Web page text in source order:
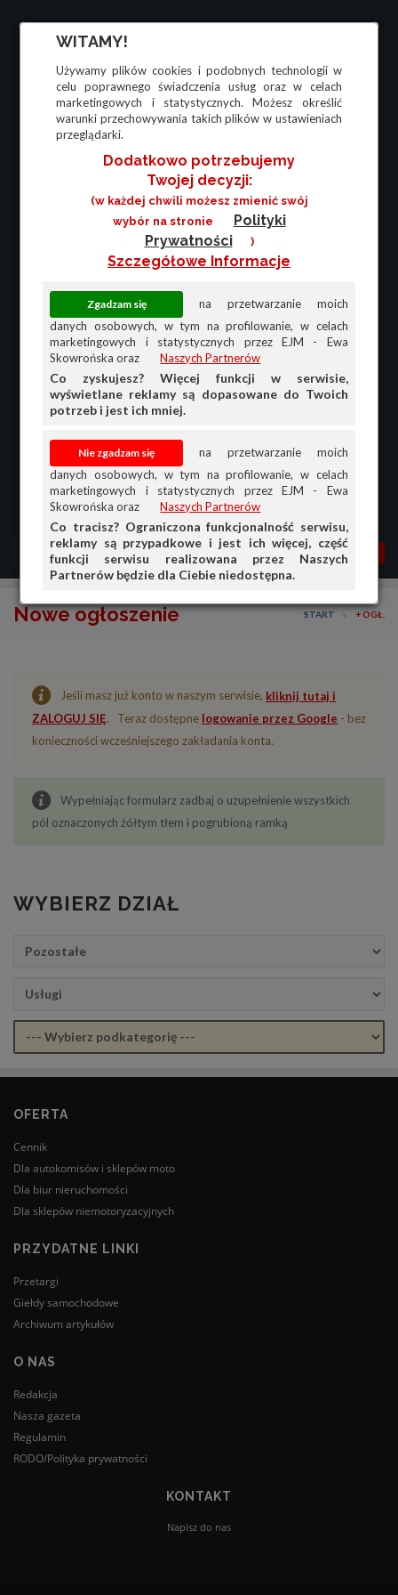
WITAMY!
Używamy plików cookies i podobnych technologii w
celu poprawnego świadczenia usług oraz w celach
marketingowych i statystycznych. Możesz określić
warunki przechowywania takich plików w ustawieniach
przeglądarki.
Dodatkowo potrzebujemy
Twojej decyzji:
(w każdej chwili możesz zmienić swój
wybór na stronie
Polityki
Prywatności
)
Szczegółowe Informacje
na przetwarzanie moich
danych osobowych, w tym na profilowanie, w celach
marketingowych i statystycznych przez EJM - Ewa
Skowrońska oraz
Naszych Partnerów
Co zyskujesz? Więcej funkcji w serwisie,
wyświetlane reklamy są dopasowane do Twoich
potrzeb i jest ich mniej.
na przetwarzanie moich
danych osobowych, w tym na profilowanie, w celach
marketingowych i statystycznych przez EJM - Ewa
Skowrońska oraz
Naszych Partnerów
Co tracisz? Ograniczona funkcjonalność serwisu,
reklamy są przypadkowe i jest ich więcej, część
funkcji serwisu realizowana przez Naszych
Partnerów będzie dla Ciebie niedostępna.
MENU MOJA AG
PRZEGLĄD
DOŁADUJ KONTO
KOSZYK
Nowe ogłoszenie START + OGŁ.
Jeśli masz już konto w naszym serwisie, kliknij tutaj i
ZALOGUJ SIĘ. Teraz dostępne logowanie przez Google - bez
konieczności wcześniejszego zakładania konta.
Wypełniając formularz zadbaj o uzupełnienie wszystkich
pól oznaczonych żółtym tłem i pogrubioną ramką
WYBIERZ DZIAŁ
OFERTA
Cennik
Dla autokomisów i sklepów moto
Dla biur nieruchomości
Dla sklepów niemotoryzacyjnych
PRZYDATNE LINKI
Przetargi
Giełdy samochodowe
Archiwum artykułów
O NAS
Redakcja
Nasza gazeta
Regulamin
RODO/Polityka prywatności
KONTAKT
Napisz do nas